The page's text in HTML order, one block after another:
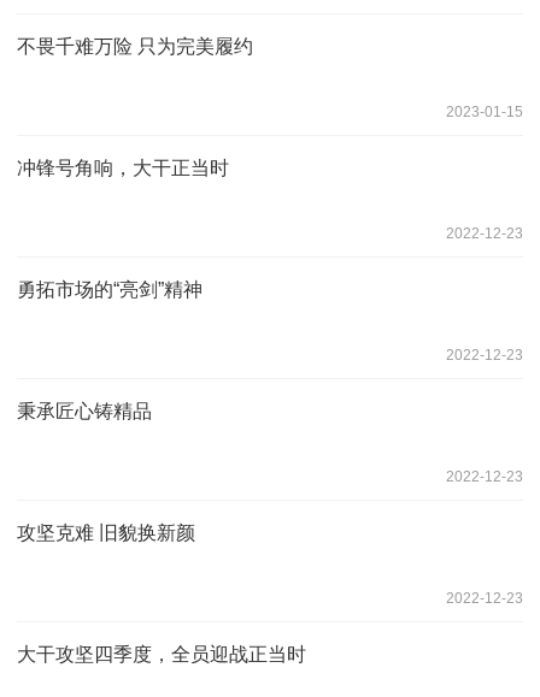
不畏千难万险 只为完美履约
2023-01-15
冲锋号角响，大干正当时
2022-12-23
勇拓市场的“亮剑”精神
2022-12-23
秉承匠心铸精品
2022-12-23
攻坚克难 旧貌换新颜
2022-12-23
大干攻坚四季度，全员迎战正当时